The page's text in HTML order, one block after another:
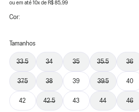
ou 10xde R$ 85,99
Cor:
Tamanhos
33.5 34 35 35.5 36
37.5 38 39 39.5 40
42 42.5 43 44 46